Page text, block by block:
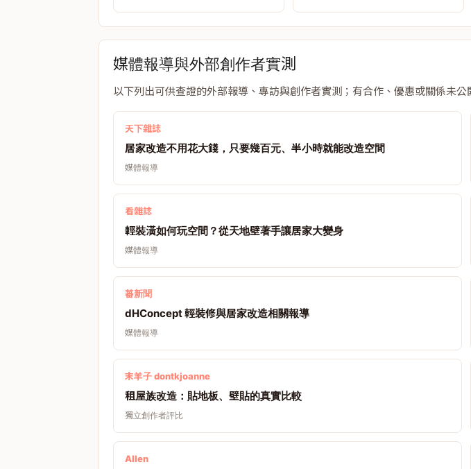
媒體報導與外部創作者實測
以下列出可供查證的外部報導、專訪與創作者實測；有合作、優惠或關係未
天下雜誌
居家改造不用花大錢，只要幾百元、半小時就能改造空間
媒體報導
看雜誌
輕裝潢如何玩空間？從天地壁著手讓居家大變身
媒體報導
蕃新聞
dHConcept 輕裝修與居家改造相關報導
媒體報導
末羊子 dontkjoanne
租屋族改造：貼地板、壁貼的真實比較
獨立創作者評比
Allen